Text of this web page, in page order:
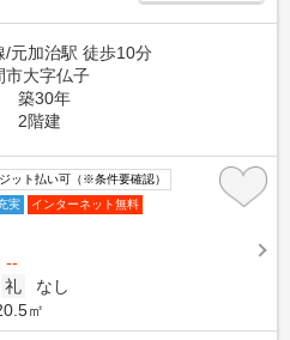
/元加治駅 徒歩10分
市大字仏子
築30年
2階建
ット払い可（※条件要確認）
実 インターネット無料
--
礼
なし
㎡